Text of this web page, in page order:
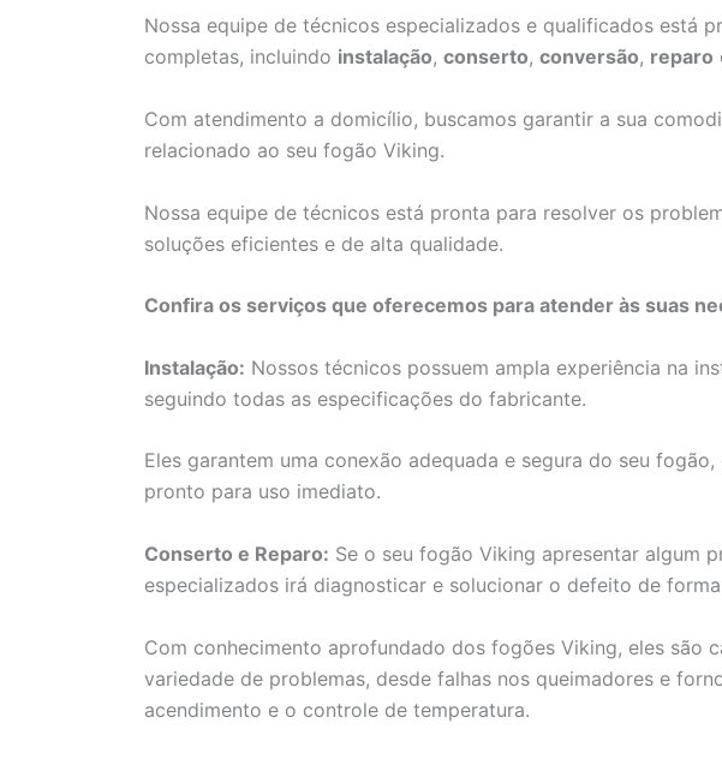
Nossa equipe de técnicos especializados e qualificados está
completas, incluindo instalação, conserto, conversão, reparo
Com atendimento a domicílio, buscamos garantir a sua
relacionado ao seu fogão Viking.
Nossa equipe de técnicos está pronta para resolver os
soluções eficientes e de alta qualidade.
Confira os serviços que oferecemos para atender às suas
Instalação: Nossos técnicos possuem ampla experiência na
seguindo todas as especificações do fabricante.
Eles garantem uma conexão adequada e segura do seu
pronto para uso imediato.
Conserto e Reparo: Se o seu fogão Viking apresentar algum
especializados irá diagnosticar e solucionar o defeito de
Com conhecimento aprofundado dos fogões Viking, eles são
variedade de problemas, desde falhas nos queimadores e
acendimento e o controle de temperatura.